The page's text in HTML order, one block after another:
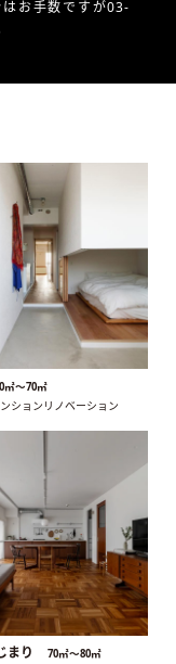
お手数ですが03-
㎡〜70㎡
ションリノベーション
まり 70㎡〜80㎡